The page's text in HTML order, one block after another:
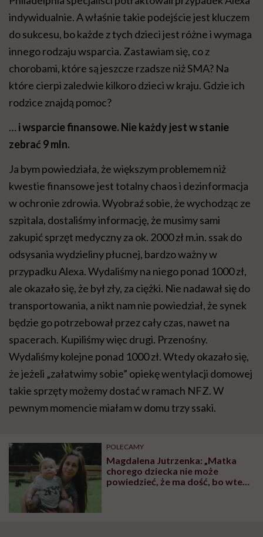
indywidualnie. A właśnie takie podejście jest kluczem
do sukcesu, bo każde z tych dzieci jest różne i wymaga
innego rodzaju wsparcia. Zastawiam się, co z
chorobami, które są jeszcze rzadsze niż SMA? Na
które cierpi zaledwie kilkoro dzieci w kraju. Gdzie ich
rodzice znajdą pomoc?
… i wsparcie finansowe. Nie każdy jest w stanie
zebrać 9 mln.
Ja bym powiedziała, że większym problemem niż
kwestie finansowe jest totalny chaos i dezinformacja
w ochronie zdrowia. Wyobraź sobie, że wychodząc ze
szpitala, dostaliśmy informację, że musimy sami
zakupić sprzęt medyczny za ok. 2000 zł m.in. ssak do
odsysania wydzieliny płucnej, bardzo ważny w
przypadku Alexa. Wydaliśmy na niego ponad 1000 zł,
ale okazało się, że był zły, za ciężki. Nie nadawał się do
transportowania, a nikt nam nie powiedział, że synek
będzie go potrzebował przez cały czas, nawet na
spacerach. Kupiliśmy więc drugi. Przenośny.
Wydaliśmy kolejne ponad 1000 zł. Wtedy okazało się,
że jeżeli „załatwimy sobie” opiekę wentylacji domowej
takie sprzęty możemy dostać w ramach NFZ. W
pewnym momencie miałam w domu trzy ssaki.
POLECAMY
Magdalena Jutrzenka: „Matka
chorego dziecka nie może
powiedzieć, że ma dość, bo wtedy